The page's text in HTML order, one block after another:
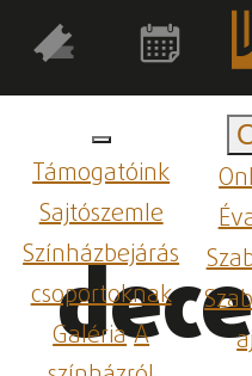
Támogatóink
Sajtószemle
Színházbejárás
csoportoknak
GalériaA